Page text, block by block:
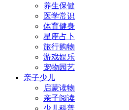
养生保健
医学常识
体育健身
星座占卜
旅行购物
游戏娱乐
宠物园艺
亲子少儿
启蒙读物
亲子阅读
少儿科普